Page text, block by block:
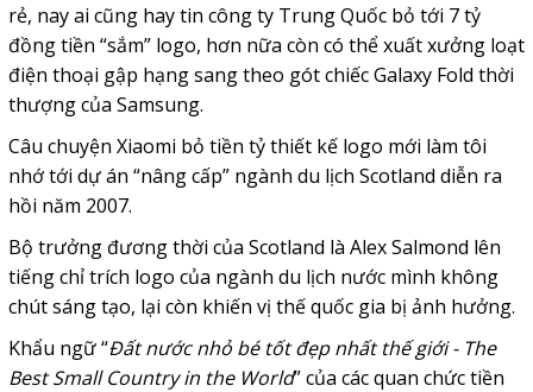
rẻ, nay ai cũng hay tin công ty Trung Quốc bỏ tới 7 tỷ
đồng tiền “sắm” logo, hơn nữa còn có thể xuất xưởng loạt
điện thoại gập hạng sang theo gót chiếc Galaxy Fold thời
thượng của Samsung.
Câu chuyện Xiaomi bỏ tiền tỷ thiết kế logo mới làm tôi
nhớ tới dự án “nâng cấp” ngành du lịch Scotland diễn ra
hồi năm 2007.
Bộ trưởng đương thời của Scotland là Alex Salmond lên
tiếng chỉ trích logo của ngành du lịch nước mình không
chút sáng tạo, lại còn khiến vị thế quốc gia bị ảnh hưởng.
Khẩu ngữ “Đất nước nhỏ bé tốt đẹp nhất thế giới - The
Best Small Country in the World” của các quan chức tiền